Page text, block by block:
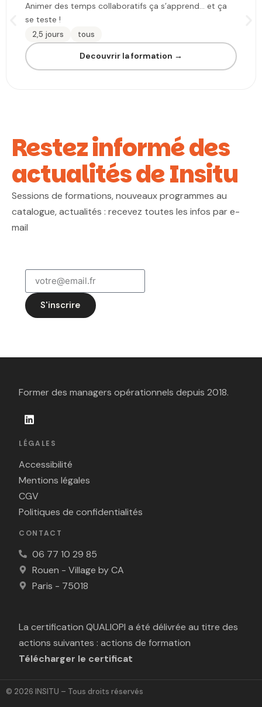
Animer des temps collaboratifs ça s’apprend… et ça
se teste !
2,5 jours tous
Decouvrir la formation →
Restez informé des
actualités de Insitu
Sessions de formations, nouveaux programmes au
catalogue, actualités : recevez toutes les infos par e-
mail
S'inscrire
Former des managers opérationnels depuis 2018.
LÉGALES
Accessibilité
Mentions légales
CGV
Politiques de confidentialités
CONTACT
06 77 10 29 85
Rouen - Village by CA
Paris - 75018
La certification QUALIOPI a été délivrée au titre des
actions suivantes : actions de formation
Télécharger le certificat
© 2026 INSITU – Tous droits réservés